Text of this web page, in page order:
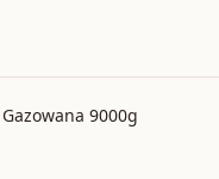
9000g